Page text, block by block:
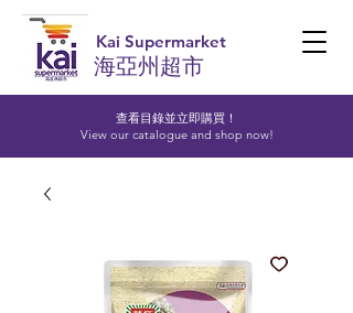
查看目錄並立即購買！​
View our catalogue and shop now!
Kai Supermarket
海亞州超市